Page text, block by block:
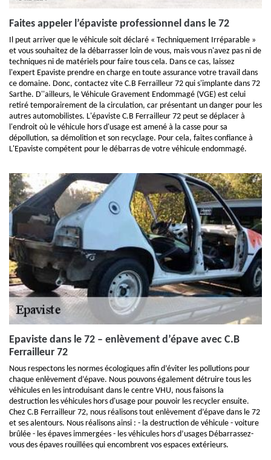
Faites appeler l’épaviste professionnel dans le 72
Il peut arriver que le véhicule soit déclaré « Techniquement Irréparable »
et vous souhaitez de la débarrasser loin de vous, mais vous n'avez pas ni de
techniques ni de matériels pour faire tous cela. Dans ce cas, laissez
l'expert Epaviste prendre en charge en toute assurance votre travail dans
ce domaine. Donc, contactez vite C.B Ferrailleur 72 qui s'implante dans 72
Sarthe. D''ailleurs, le Véhicule Gravement Endommagé (VGE) est celui
retiré temporairement de la circulation, car présentant un danger pour les
autres automobilistes. L'épaviste C.B Ferrailleur 72 peut se déplacer à
l'endroit où le véhicule hors d'usage est amené à la casse pour sa
dépollution, sa démolition et son recyclage. Pour cela, faites confiance à
L'Epaviste compétent pour le débarras de votre véhicule endommagé.
Epaviste dans le 72 – enlèvement d’épave avec C.B
Ferrailleur 72
Nous respectons les normes écologiques afin d’éviter les pollutions pour
chaque enlèvement d’épave. Nous pouvons également détruire tous les
véhicules en les introduisant dans le centre VHU, nous faisons la
destruction les véhicules hors d'usage pour pouvoir les recycler ensuite.
Chez C.B Ferrailleur 72, nous réalisons tout enlèvement d’épave dans le 72
et ses alentours. Nous réalisons ainsi : - la destruction de véhicule - voiture
brûlée - les épaves immergées - les véhicules hors d’usages Débarrassez-
vous des épaves rouillées qui encombrent vos espaces extérieurs.